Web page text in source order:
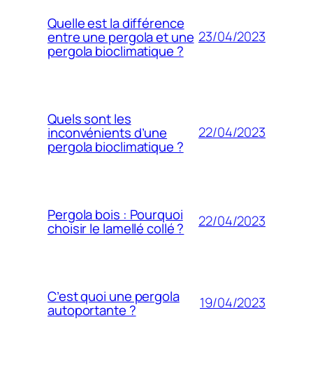
Quelle est la différence
entre une pergola et une
pergola bioclimatique ?
23/04/2023
Quels sont les
inconvénients d’une
pergola bioclimatique ?
22/04/2023
Pergola bois : Pourquoi
choisir le lamellé collé ? 22/04/2023
C’est quoi une pergola
autoportante ? 19/04/2023